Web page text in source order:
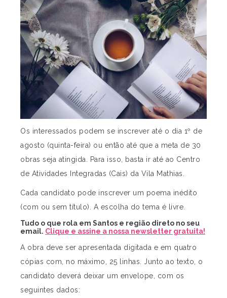
Os interessados podem se inscrever até o dia 1º de
agosto (quinta-feira) ou então até que a meta de 30
obras seja atingida. Para isso, basta ir até ao Centro
de Atividades Integradas (Cais) da Vila Mathias.
Cada candidato pode inscrever um poema inédito
(com ou sem título). A escolha do tema é livre.
Tudo o que rola em Santos e região direto no seu
email. Clique e assine a nossa newsletter gratuita!
A obra deve ser apresentada digitada e em quatro
cópias com, no máximo, 25 linhas. Junto ao texto, o
candidato deverá deixar um envelope, com os
seguintes dados: